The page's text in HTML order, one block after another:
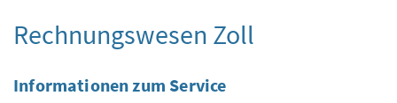
Rechnungswesen Zoll
Informationen zum Service